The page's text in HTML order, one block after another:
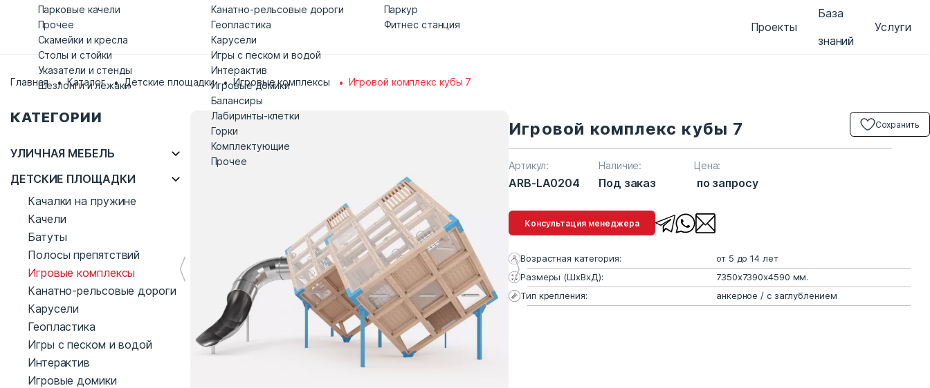
Парковые качели
Прочее
Скамейки и кресла
Столы и стойки
Указатели и стенды
Шезлонги и лежаки
Канатно-рельсовые дороги
Геопластика
Карусели
Игры с песком и водой
Интерактив
Игровые домики
Балансиры
Лабиринты-клетки
Горки
Комплектующие
Прочее
Паркур
Фитнес станция
Проекты
База
знаний
Услуги
Главная Каталог Детские площадки Игровые комплексы Игровой комплекс кубы 7
КАТЕГОРИИ
УЛИЧНАЯ МЕБЕЛЬ
ДЕТСКИЕ ПЛОЩАДКИ
Качалки на пружине
Качели
Батуты
Полосы препятствий
Игровые комплексы
Канатно-рельсовые дороги
Карусели
Геопластика
Игры с песком и водой
Интерактив
Игровые домики
Игровой комплекс кубы 7
Артикул:
ARB-LA0204
Наличие:
Под заказ
Цена:
по запросу
Сохранить
Консультация менеджера
Возрастная категория:
от 5 до 14 лет
Размеры (ШхВхД):
7350х7390х4590 мм.
Тип крепления:
анкерное / с заглублением